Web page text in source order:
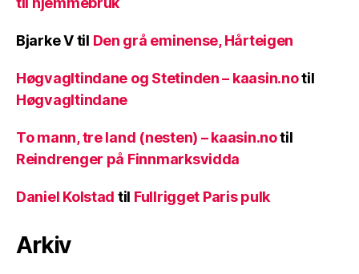
Bjarke Vtil Den grå eminense, Hårteigen
Høgvagltindane og Stetinden – kaasin.notil
Høgvagltindane
To mann, tre land (nesten) – kaasin.notil
Reindrenger på Finnmarksvidda
Daniel Kolstad til Fullrigget Paris pulk
Arkiv